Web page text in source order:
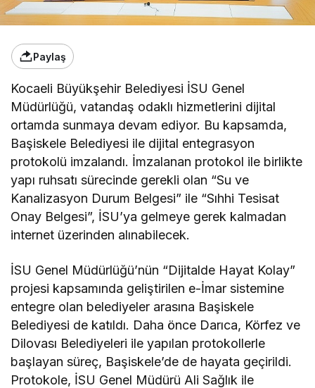
Paylaş
Kocaeli Büyükşehir Belediyesi İSU Genel
Müdürlüğü, vatandaş odaklı hizmetlerini dijital
ortamda sunmaya devam ediyor. Bu kapsamda,
Başiskele Belediyesi ile dijital entegrasyon
protokolü imzalandı. İmzalanan protokol ile birlikte
yapı ruhsatı sürecinde gerekli olan “Su ve
Kanalizasyon Durum Belgesi” ile “Sıhhi Tesisat
Onay Belgesi”, İSU’ya gelmeye gerek kalmadan
internet üzerinden alınabilecek.
İSU Genel Müdürlüğü’nün “Dijitalde Hayat Kolay”
projesi kapsamında geliştirilen e-İmar sistemine
entegre olan belediyeler arasına Başiskele
Belediyesi de katıldı. Daha önce Darıca, Körfez ve
Dilovası Belediyeleri ile yapılan protokollerle
başlayan süreç, Başiskele’de de hayata geçirildi.
Protokole, İSU Genel Müdürü Ali Sağlık ile